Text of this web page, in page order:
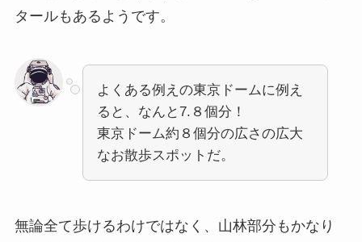
タールもあるようです。
よくある例えの東京ドームに例え
ると、なんと7.８個分！
東京ドーム約８個分の広さの広大
なお散歩スポットだ。
無論全て歩けるわけではなく、山林部分もかなり